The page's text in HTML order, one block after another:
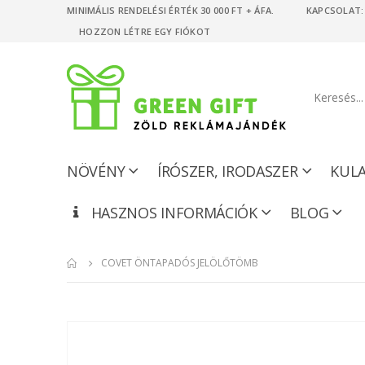
MINIMÁLIS RENDELÉSI ÉRTÉK 30 000 FT + ÁFA. KAPCSOLAT:
HOZZON LÉTRE EGY FIÓKOT
NÖVÉNY ÍRÓSZER, IRODASZER
HASZNOS INFORMÁCIÓK BLOG
COVET ÖNTAPADÓS JELÖLŐTÖMB